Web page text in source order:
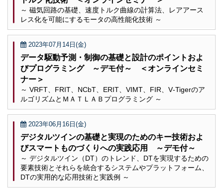
～ 磁気回路の基礎、速度トルク曲線の計算法、レアアース
レス化を可能にするモータの高性能化技術 ～
2023年07月14日(金)
データ駆動予測・制御の基礎と設計のポイントおよ
びプログラミング ～デモ付～ ＜オンラインセミ
ナー＞
～ VRFT、FRIT、NCbT、ERIT、VIMT、FIR、V‐Tigerのア
ルゴリズムとＭＡＴＬＡＢプログラミング ～
2023年06月16日(金)
デジタルツインの基礎と実現のためのキー技術およ
びスマートものづくりへの実践応用 ～デモ付～
～ デジタルツイン（DT）のトレンド、DTを実現するための
要素技術とそれらを統合するシステムやプラットフォーム、
DTの実用的な応用技術と実践例 ～